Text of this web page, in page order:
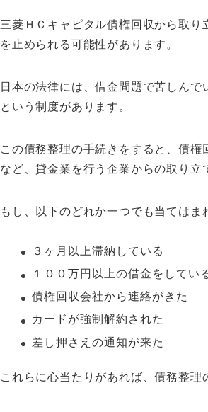
三菱ＨＣキャピタル債権回収から取
を止められる可能性があります。
日本の法律には、借金問題で苦しんで
という制度があります。
この債務整理の手続きをすると、債
など、貸金業を行う企業からの取り立
もし、以下のどれか一つでも当てはま
３ヶ月以上滞納している
１００万円以上の借金をしてい
債権回収会社から連絡がきた
カードが強制解約された
差し押さえの通知が来た
これらに心当たりがあれば、債務整理